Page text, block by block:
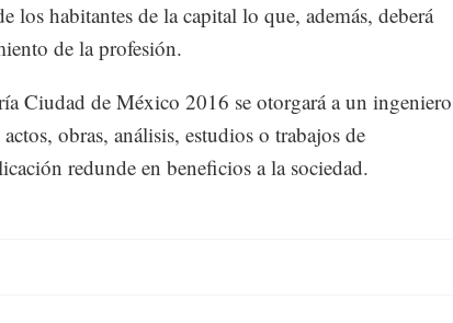
los habitantes de la capital lo que, además, deberá
de la profesión.
Ciudad de México 2016 se otorgará a un ingeniero
obras, análisis, estudios o trabajos de
redunde en beneficios a la sociedad.